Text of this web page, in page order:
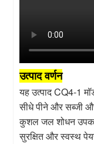
उत्पाद वर्णन
यह उत्पाद CQ4-1
सीधे पीने और सब्जी
कुशल जल शोधन
सुरक्षित और स्वस्थ